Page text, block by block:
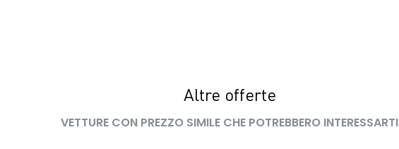
Altre offerte
VETTURE CON PREZZO SIMILE CHE POTREBBERO INTERESSARTI